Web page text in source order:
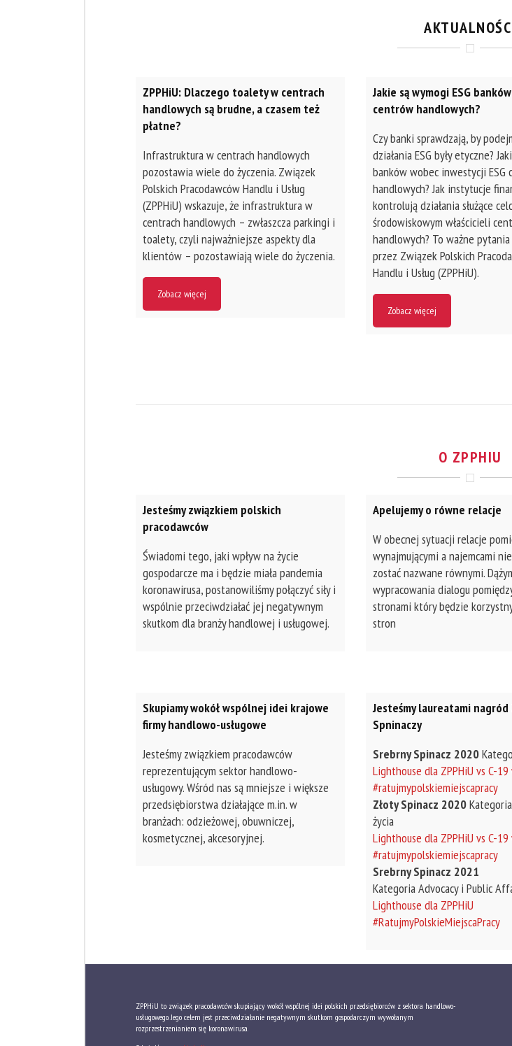
ZPPHiU: Dlaczego toalety w centrach
handlowych są brudne, a czasem też
płatne?
Infrastruktura w centrach handlowych
pozostawia wiele do życzenia. Związek
Polskich Pracodawców Handlu i Usług
(ZPPHiU) wskazuje, że infrastruktura w
centrach handlowych – zwłaszcza parkingi i
toalety, czyli najważniejsze aspekty dla
klientów – pozostawiają wiele do życzenia.
Zobacz więcej
Jakie są wymogi ESG
centrów handlowych?
Czy banki sprawdzają, by
działania ESG były etyczne?
banków wobec inwestycji ESG
handlowych? Jak instytucje
kontrolują działania służące
środowiskowym właścicieli
handlowych? To ważne
przez Związek Polskich
Handlu i Usług (ZPPHiU).
Zobacz więcej
O ZPPHIU
Jesteśmy związkiem polskich
pracodawców
Świadomi tego, jaki wpływ na życie
gospodarcze ma i będzie miała pandemia
koronawirusa, postanowiliśmy połączyć siły i
wspólnie przeciwdziałać jej negatywnym
skutkom dla branży handlowej i usługowej.
Apelujemy o równe relacje
W obecnej sytuacji relacje
wynajmującymi a najemcami
zostać nazwane równymi.
wypracowania dialogu
stronami który będzie
stron
Skupiamy wokół wspólnej idei krajowe
firmy handlowo-usługowe
Jesteśmy związkiem pracodawców
reprezentującym sektor handlowo-
usługowy. Wśród nas są mniejsze i większe
przedsiębiorstwa działające m.in. w
branżach: odzieżowej, obuwniczej,
kosmetycznej, akcesoryjnej.
Jesteśmy laureatami nagród
Spninaczy
Srebrny Spinacz 2020
Lighthouse dla ZPPHiU vs C-
#ratujmypolskiemiejscapracy
Złoty Spinacz 2020
życia
Lighthouse dla ZPPHiU vs C-
#ratujmypolskiemiejscapracy
Srebrny Spinacz 2021
Kategoria Advocacy i Public
Lighthouse dla ZPPHiU
#RatujmyPolskieMiejscaPracy
ZPPHiU to związek pracodawców skupiający wokół wspólnej idei polskich przedsiębiorców z sektora handlowo-
usługowego. Jego celem jest przeciwdziałanie negatywnym skutkom gospodarczym wywołanym
rozprzestrzenianiem się koronawirusa.